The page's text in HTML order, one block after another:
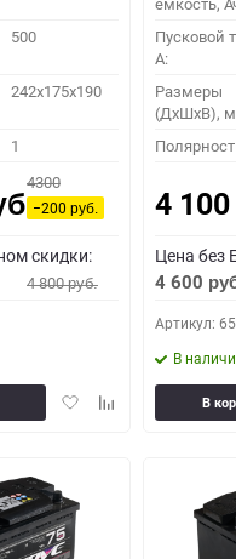
500
242x175x190
1
4300
−200руб.
скидки:
4 800руб.
ДобавитьДобавить
Пусковой
A:
Размеры
(ДхШхВ),
4 100
Цена без
4 600
Артикул:
В
В